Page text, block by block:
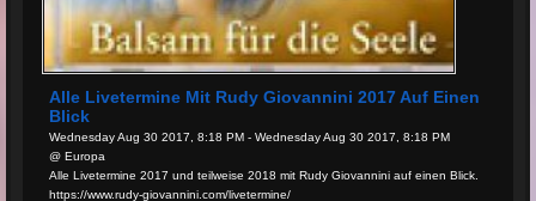
Alle Livetermine Mit Rudy Giovannini 2017 Auf Einen
Blick
Wednesday Aug 30 2017, 8:18 PM - Wednesday Aug 30 2017, 8:18 PM
@ Europa
Alle Livetermine 2017 und teilweise 2018 mit Rudy Giovannini auf einen Blick.
https://www.rudy-giovannini.com/livetermine/